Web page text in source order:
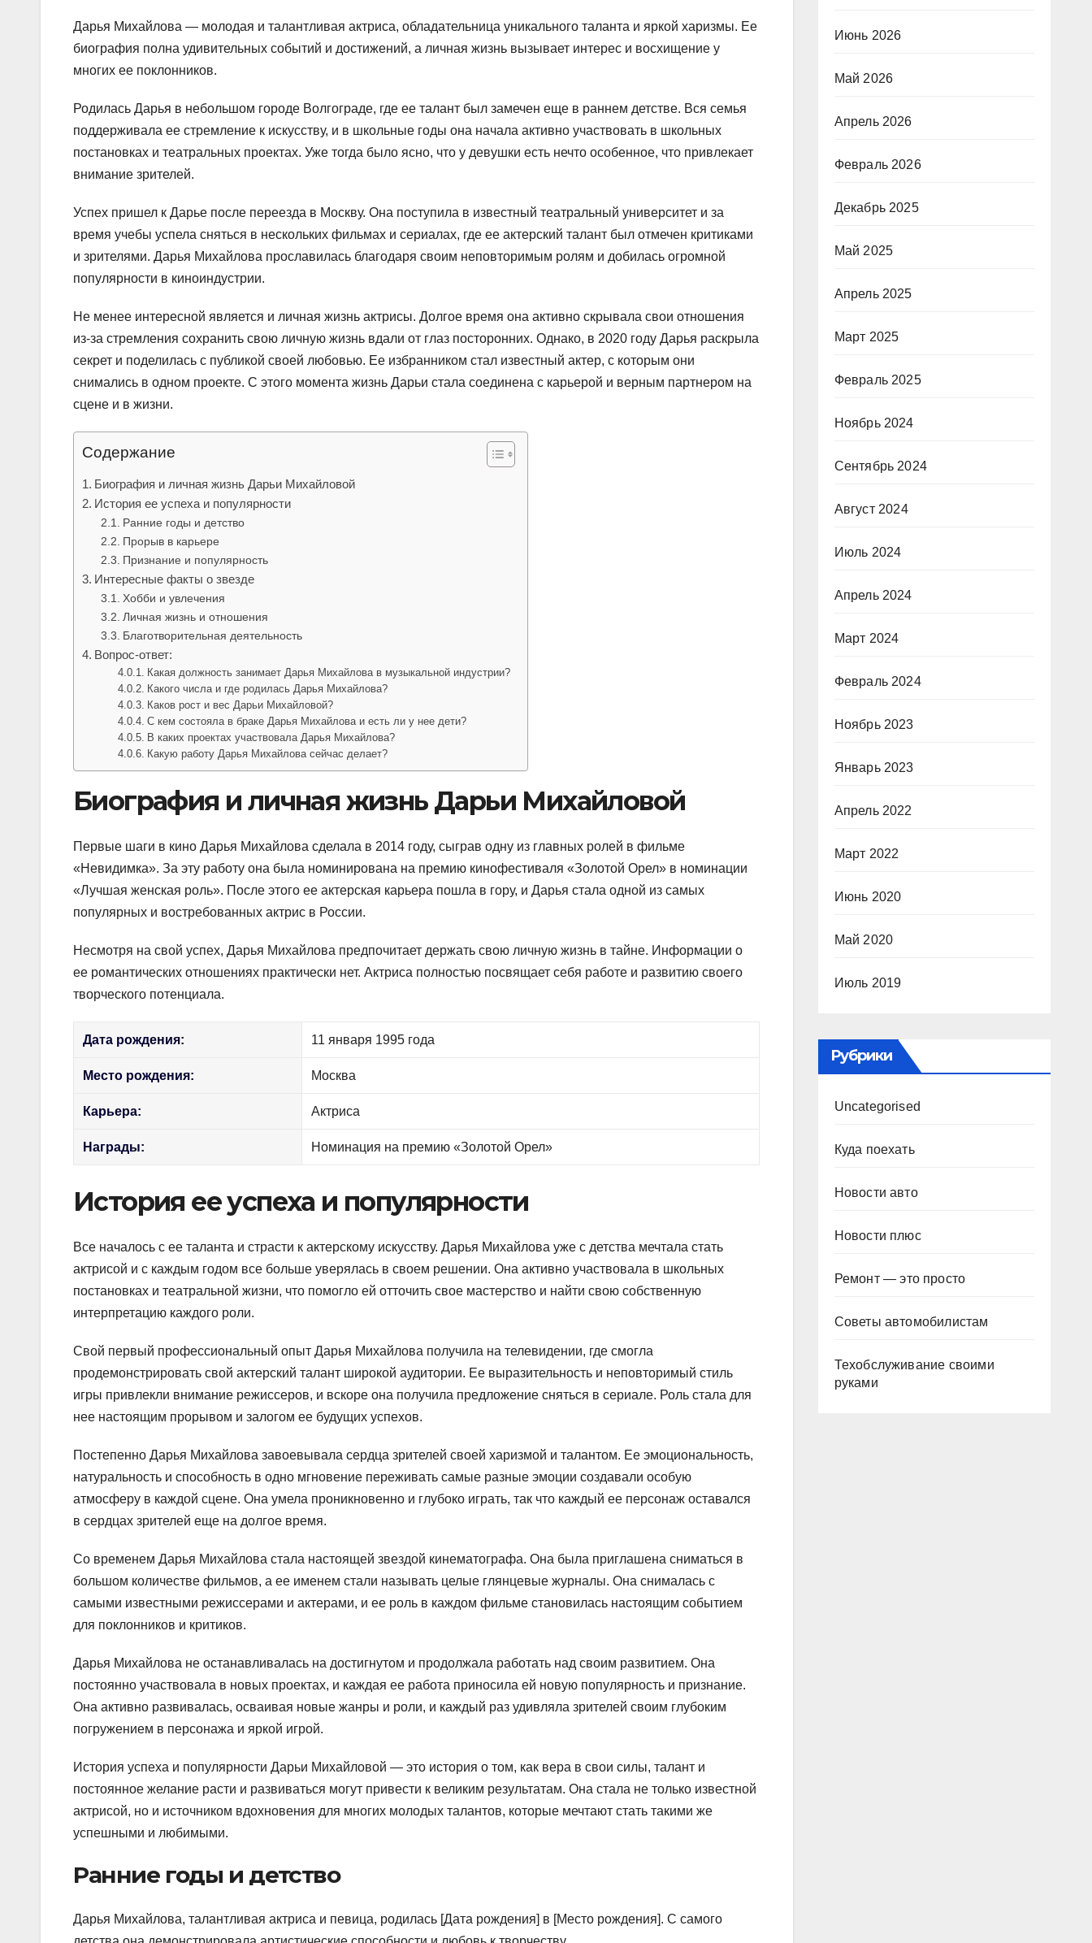
Дарья Михайлова — молодая и талантливая актриса, обладательница уникального таланта и яркой харизмы. Ее
биография полна удивительных событий и достижений, а личная жизнь вызывает интерес и восхищение у
многих ее поклонников.
Родилась Дарья в небольшом городе Волгограде, где ее талант был замечен еще в раннем детстве. Вся семья
поддерживала ее стремление к искусству, и в школьные годы она начала активно участвовать в школьных
постановках и театральных проектах. Уже тогда было ясно, что у девушки есть нечто особенное, что привлекает
внимание зрителей.
Успех пришел к Дарье после переезда в Москву. Она поступила в известный театральный университет и за
время учебы успела сняться в нескольких фильмах и сериалах, где ее актерский талант был отмечен критиками
и зрителями. Дарья Михайлова прославилась благодаря своим неповторимым ролям и добилась огромной
популярности в киноиндустрии.
Не менее интересной является и личная жизнь актрисы. Долгое время она активно скрывала свои отношения
из-за стремления сохранить свою личную жизнь вдали от глаз посторонних. Однако, в 2020 году Дарья раскрыла
секрет и поделилась с публикой своей любовью. Ее избранником стал известный актер, с которым они
снимались в одном проекте. С этого момента жизнь Дарьи стала соединена с карьерой и верным партнером на
сцене и в жизни.
Содержание
Биография и личная жизнь Дарьи Михайловой
История ее успеха и популярности
Ранние годы и детство
Прорыв в карьере
Признание и популярность
Интересные факты о звезде
Хобби и увлечения
Личная жизнь и отношения
Благотворительная деятельность
Вопрос-ответ:
Какая должность занимает Дарья Михайлова в музыкальной индустрии?
Какого числа и где родилась Дарья Михайлова?
Каков рост и вес Дарьи Михайловой?
С кем состояла в браке Дарья Михайлова и есть ли у нее дети?
В каких проектах участвовала Дарья Михайлова?
Какую работу Дарья Михайлова сейчас делает?
Биография и личная жизнь Дарьи Михайловой
Первые шаги в кино Дарья Михайлова сделала в 2014 году, сыграв одну из главных ролей в фильме
«Невидимка». За эту работу она была номинирована на премию кинофестиваля «Золотой Орел» в номинации
«Лучшая женская роль». После этого ее актерская карьера пошла в гору, и Дарья стала одной из самых
популярных и востребованных актрис в России.
Несмотря на свой успех, Дарья Михайлова предпочитает держать свою личную жизнь в тайне. Информации о
ее романтических отношениях практически нет. Актриса полностью посвящает себя работе и развитию своего
творческого потенциала.
Дата рождения: 11 января 1995 года
Место рождения: Москва
Карьера: Актриса
Награды: Номинация на премию «Золотой Орел»
История ее успеха и популярности
Все началось с ее таланта и страсти к актерскому искусству. Дарья Михайлова уже с детства мечтала стать
актрисой и с каждым годом все больше уверялась в своем решении. Она активно участвовала в школьных
постановках и театральной жизни, что помогло ей отточить свое мастерство и найти свою собственную
интерпретацию каждого роли.
Свой первый профессиональный опыт Дарья Михайлова получила на телевидении, где смогла
продемонстрировать свой актерский талант широкой аудитории. Ее выразительность и неповторимый стиль
игры привлекли внимание режиссеров, и вскоре она получила предложение сняться в сериале. Роль стала для
нее настоящим прорывом и залогом ее будущих успехов.
Постепенно Дарья Михайлова завоевывала сердца зрителей своей харизмой и талантом. Ее эмоциональность,
натуральность и способность в одно мгновение переживать самые разные эмоции создавали особую
атмосферу в каждой сцене. Она умела проникновенно и глубоко играть, так что каждый ее персонаж оставался
в сердцах зрителей еще на долгое время.
Со временем Дарья Михайлова стала настоящей звездой кинематографа. Она была приглашена сниматься в
большом количестве фильмов, а ее именем стали называть целые глянцевые журналы. Она снималась с
самыми известными режиссерами и актерами, и ее роль в каждом фильме становилась настоящим событием
для поклонников и критиков.
Дарья Михайлова не останавливалась на достигнутом и продолжала работать над своим развитием. Она
постоянно участвовала в новых проектах, и каждая ее работа приносила ей новую популярность и признание.
Она активно развивалась, осваивая новые жанры и роли, и каждый раз удивляла зрителей своим глубоким
погружением в персонажа и яркой игрой.
История успеха и популярности Дарьи Михайловой — это история о том, как вера в свои силы, талант и
постоянное желание расти и развиваться могут привести к великим результатам. Она стала не только известной
актрисой, но и источником вдохновения для многих молодых талантов, которые мечтают стать такими же
успешными и любимыми.
Ранние годы и детство
Дарья Михайлова, талантливая актриса и певица, родилась [Дата рождения] в [Место рождения]. С самого
Июнь 2026
Май 2026
Апрель 2026
Февраль 2026
Декабрь 2025
Май 2025
Апрель 2025
Март 2025
Февраль 2025
Ноябрь 2024
Сентябрь 2024
Август 2024
Июль 2024
Апрель 2024
Март 2024
Февраль 2024
Ноябрь 2023
Январь 2023
Апрель 2022
Март 2022
Июнь 2020
Май 2020
Июль 2019
Рубрики
Uncategorised
Куда поехать
Новости авто
Новости плюс
Ремонт — это просто
Советы автомобилистам
Техобслуживание своими
руками